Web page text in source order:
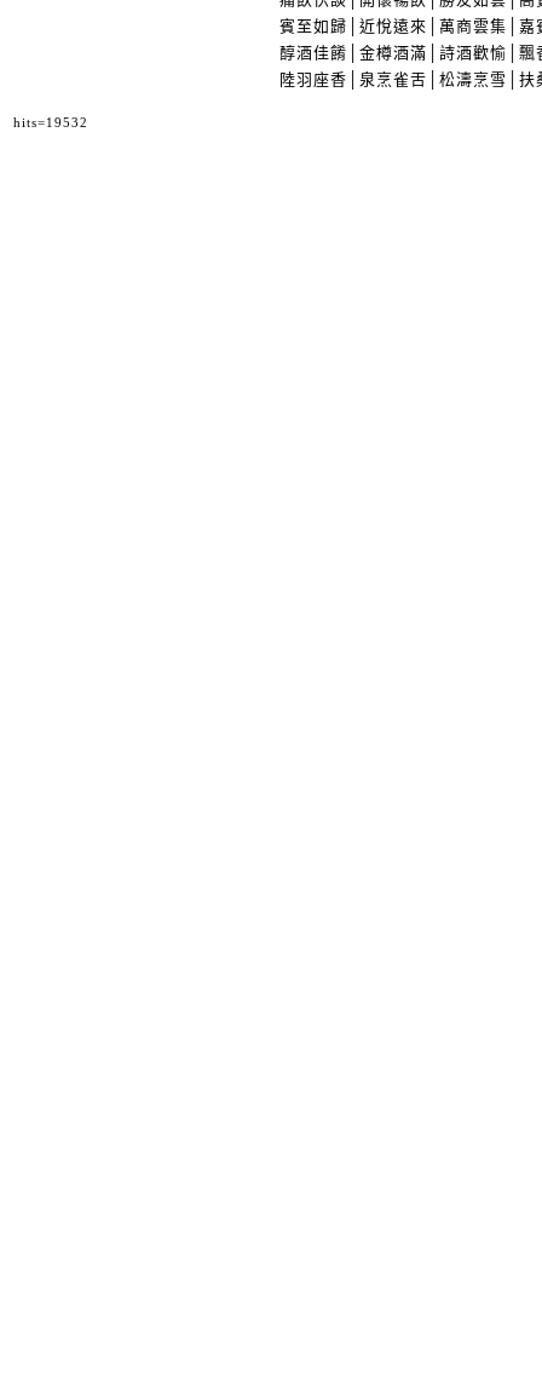
賓至如歸│近悅遠來│萬商雲集│
醇酒佳餚│金樽酒滿│詩酒歡愉│
陸羽座香│泉烹雀舌│松濤烹雪│
hits=19532